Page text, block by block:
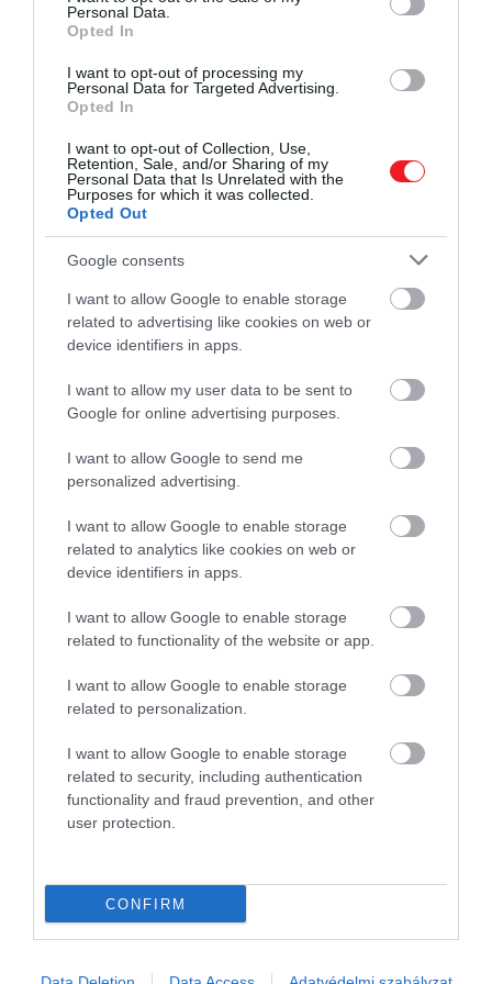
Personal Data.
Opted In
I want to opt-out of processing my
Personal Data for Targeted Advertising.
Opted In
I want to opt-out of Collection, Use,
Retention, Sale, and/or Sharing of my
Personal Data that Is Unrelated with the
Purposes for which it was collected.
Opted Out
Google consents
I want to allow Google to enable storage
related to advertising like cookies on web or
device identifiers in apps.
I want to allow my user data to be sent to
Google for online advertising purposes.
I want to allow Google to send me
personalized advertising.
I want to allow Google to enable storage
related to analytics like cookies on web or
device identifiers in apps.
I want to allow Google to enable storage
related to functionality of the website or app.
I want to allow Google to enable storage
related to personalization.
I want to allow Google to enable storage
related to security, including authentication
functionality and fraud prevention, and other
user protection.
CONFIRM
Az első vizsgálatok azt mutatták, hogy a halak
erősebb. A kutatók szerint ez egy evolúciós előny:
nappaliélőlényként nagyobb eséllyel találkozunk
felkészültebb ilyenkor.
Egyértelműen
nappal hatékonyabban pusztítják a baktériumokat.
Miután a kutatók genetikailag módosították a
sejteket, és „kikapcsolták” bennük az órájukat,
felfedezték, hogy az immunsejteknek van egy
belső, fény által szabályozott órájuk, ami jelzi
fokozza a baktériumölő képességüket.
gyógyszerek fejlesztése válhat lehetővé, amelyek
célzottan befolyásolják a neutrofilek belső óráját,
szabályozva ezzel az immunválaszt. Mivel ezek a
sejtek az elsők, melyek agyulladásos
folyamatokhozmegérkeznek, a felfedezésük
jelenthet áttörést – derül ki a Science Alertírásából
Figyelmedbe ajánljuk!Ezzel az egyszerű trükkel
könnyedén legyőzhetjük a reggeli fáradtságot
NAPFÉNY IMMUNRENDSZER
GYULLADÁS BETEGSÉG KUTATÁS